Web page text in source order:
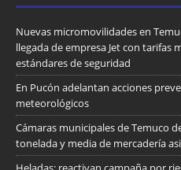
Nuevas micromovilidades en
llegada de empresa Jet con tarifas
estándares de seguridad
En Pucón adelantan acciones
meteorológicos
Cámaras municipales de Temuco
tonelada y media de mercadería